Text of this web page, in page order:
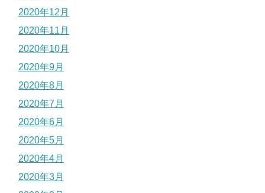
2020年12月
2020年11月
2020年10月
2020年9月
2020年8月
2020年7月
2020年6月
2020年5月
2020年4月
2020年3月